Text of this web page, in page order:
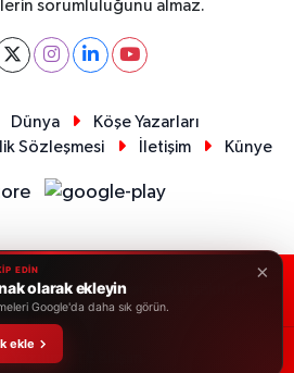
sorumluluğunu almaz.
Dünya
Köşe Yazarları
Sözleşmesi İletişim Künye
© 2026. Her hakkı saklıdır.
Yazılımı:
×
EDİN
olarak ekleyin
Google'da daha sık görün.
ekle